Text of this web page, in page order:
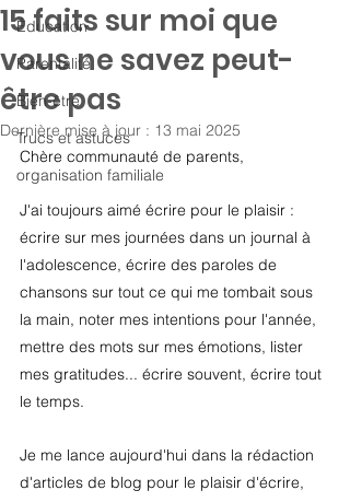
Éducation
Parentalité
Bien-être
Trucs et astuces
organisation familiale
15 faits sur moi que
vous ne savez peut-
être pas
Dernière mise à jour : 13 mai 2025
Chère communauté de parents,
J'ai toujours aimé écrire pour le plaisir :
écrire sur mes journées dans un journal à
l'adolescence, écrire des paroles de
chansons sur tout ce qui me tombait sous
la main, noter mes intentions pour l'année,
mettre des mots sur mes émotions, lister
mes gratitudes... écrire souvent, écrire tout
le temps.
Je me lance aujourd'hui dans la rédaction
d'articles de blog pour le plaisir d'écrire,